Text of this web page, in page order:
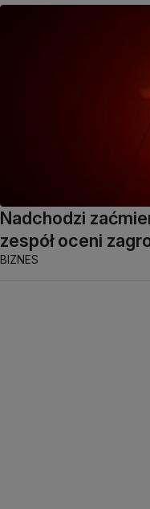
Nadchodzi
zespół oceni
BIZNES